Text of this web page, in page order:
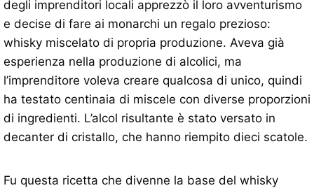
degli imprenditori locali apprezzò il loro avventurismo
e decise di fare ai monarchi un regalo prezioso:
whisky miscelato di propria produzione. Aveva già
esperienza nella produzione di alcolici, ma
l’imprenditore voleva creare qualcosa di unico, quindi
ha testato centinaia di miscele con diverse proporzioni
di ingredienti. L’alcol risultante è stato versato in
decanter di cristallo, che hanno riempito dieci scatole.
Fu questa ricetta che divenne la base del whisky